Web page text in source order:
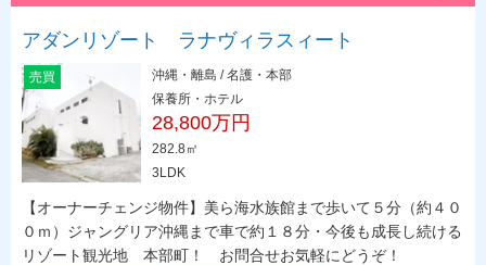
アダンリゾート ラナヴィラスィート
売買
沖縄・離島 / 名護・本部
保養所・ホテル
28,800万円
282.8㎡
3LDK
【オーナーチェンジ物件】美ら海水族館まで歩いて５分（約４０
０ｍ）ジャングリア沖縄まで車で約１８分・今後も成長し続ける
リゾート観光地 本部町！ お問合せお気軽にどうぞ！